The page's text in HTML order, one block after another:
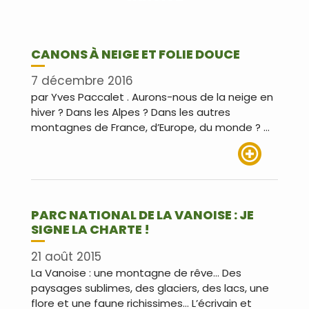
CANONS À NEIGE ET FOLIE DOUCE
7 décembre 2016
par Yves Paccalet . Aurons-nous de la neige en
hiver ? Dans les Alpes ? Dans les autres
montagnes de France, d’Europe, du monde ? …
PARC NATIONAL DE LA VANOISE : JE
SIGNE LA CHARTE !
21 août 2015
La Vanoise : une montagne de rêve… Des
paysages sublimes, des glaciers, des lacs, une
flore et une faune richissimes… L’écrivain et